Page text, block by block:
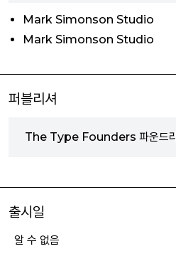
Mark Simonson Studio
Mark Simonson Studio
퍼블리셔
The Type Founders 파운드리
출시일
알 수 없음